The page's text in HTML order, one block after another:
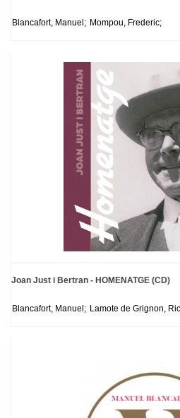
Blancafort, Manuel; Mompou, Frederic;
Joan Just i Bertran - HOMENATGE (CD)
Blancafort, Manuel; Lamote de Grignon,